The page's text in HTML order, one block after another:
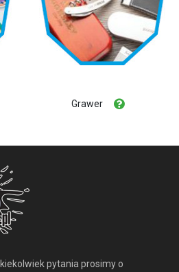
Grawer
pytania prosimy o